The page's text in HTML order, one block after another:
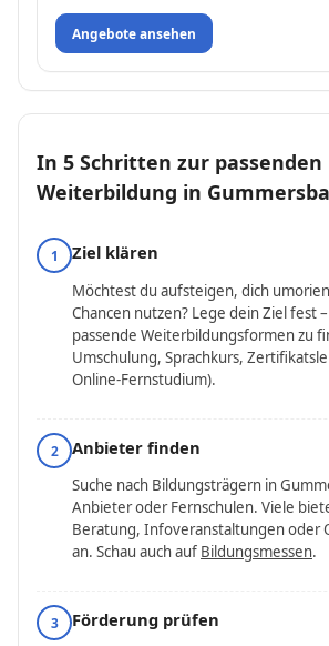
Angebote ansehen
In 5 Schritten zur passenden
Weiterbildung in
1 Ziel klären
Möchtest du aufsteigen, dich
Chancen nutzen? Lege dein Ziel fest
passende Weiterbildungsformen zu
Umschulung, Sprachkurs,
Online-Fernstudium).
2 Anbieter finden
Suche nach Bildungsträgern in
Anbieter oder Fernschulen. Viele
Beratung, Infoveranstaltungen oder
an. Schau auch auf Bildungsmessen.
3 Förderung prüfen